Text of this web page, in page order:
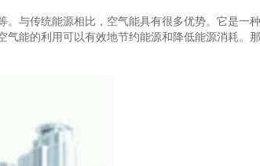
与传统能源相比，空气能具有很多优势。它是一
能的利用可以有效地节约能源和降低能源消耗。